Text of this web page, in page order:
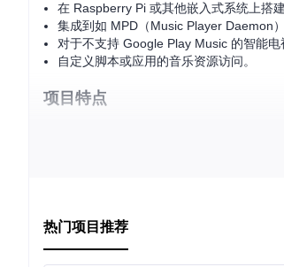
在 Raspberry Pi 或其他嵌入式系统上搭
集成到如 MPD（Music Player Daemon
对于不支持 Google Play Music 的智能
自定义脚本或应用的音乐资源访问。
项目特点
：无论您使用的是哪种媒体
：按艺术家、专辑、歌曲名称
安装GMusicProxy
握。让我们一起，打破平台限制，畅享音乐
热门项目推荐